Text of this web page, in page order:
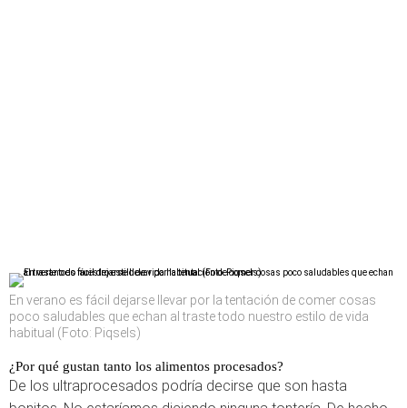
En verano es fácil dejarse llevar por la tentación de comer cosas
poco saludables que echan al traste todo nuestro estilo de vida
habitual (Foto: Piqsels)
¿Por qué gustan tanto los alimentos procesados?
De los ultraprocesados podría decirse que son hasta